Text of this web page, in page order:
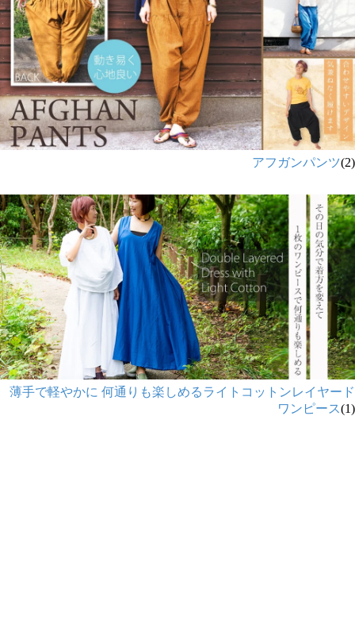
アフガンパンツ(2)
薄手で軽やかに 何通りも楽しめるライトコットンレイヤード
ワンピース(1)